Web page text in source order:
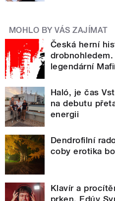
MOHLO BY VÁS ZAJÍMAT
Česká herní
legendární
Haló, je čas
na debutu
energii
Dendrofilní
coby erotika
Klavír a